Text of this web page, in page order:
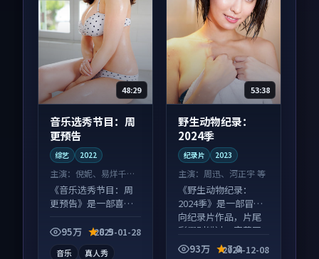
48:29
音乐选秀节目：周
更预告
综艺 2022
主演： 倪妮、易烊千玺
等
《音乐选秀节目：周
更预告》是一部喜剧
论度高，适合配弹幕
95万 8.9
2025-01-28
音乐
真人秀
53:38
野生动物纪录：
2024季
纪录片 2023
主演： 周迅、河正宇 等
《野生动物纪录：
2024季》是一部冒险
向纪录片作品，片尾
彩蛋别错过，字幕区
常有惊喜。
93万 7.8
2024-12-08